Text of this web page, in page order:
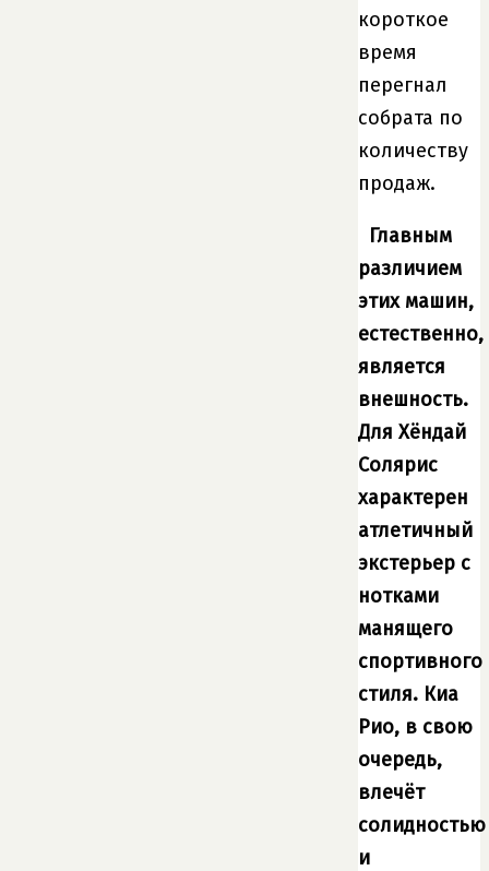
короткое
время
перегнал
собрата по
количеству
продаж.
Главным
различием
этих машин,
естественно,
является
внешность.
Для Хёндай
Солярис
характерен
атлетичный
экстерьер с
нотками
манящего
спортивного
стиля. Киа
Рио, в свою
очередь,
влечёт
солидностью
и